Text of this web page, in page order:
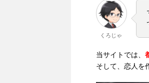
くろじゃ
当サイトでは、
そして、恋人を